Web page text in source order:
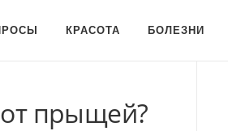
КРАСОТА БОЛЕЗНИ
прыщей?